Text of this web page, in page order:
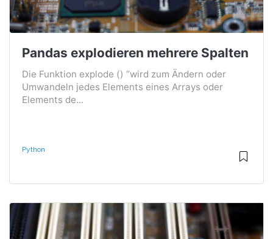
Pandas explodieren mehrere Spalten
Die Funktion explode () ”wird zum Ändern oder
Umwandeln jedes Elements eines Arrays oder
Elements de...
Python